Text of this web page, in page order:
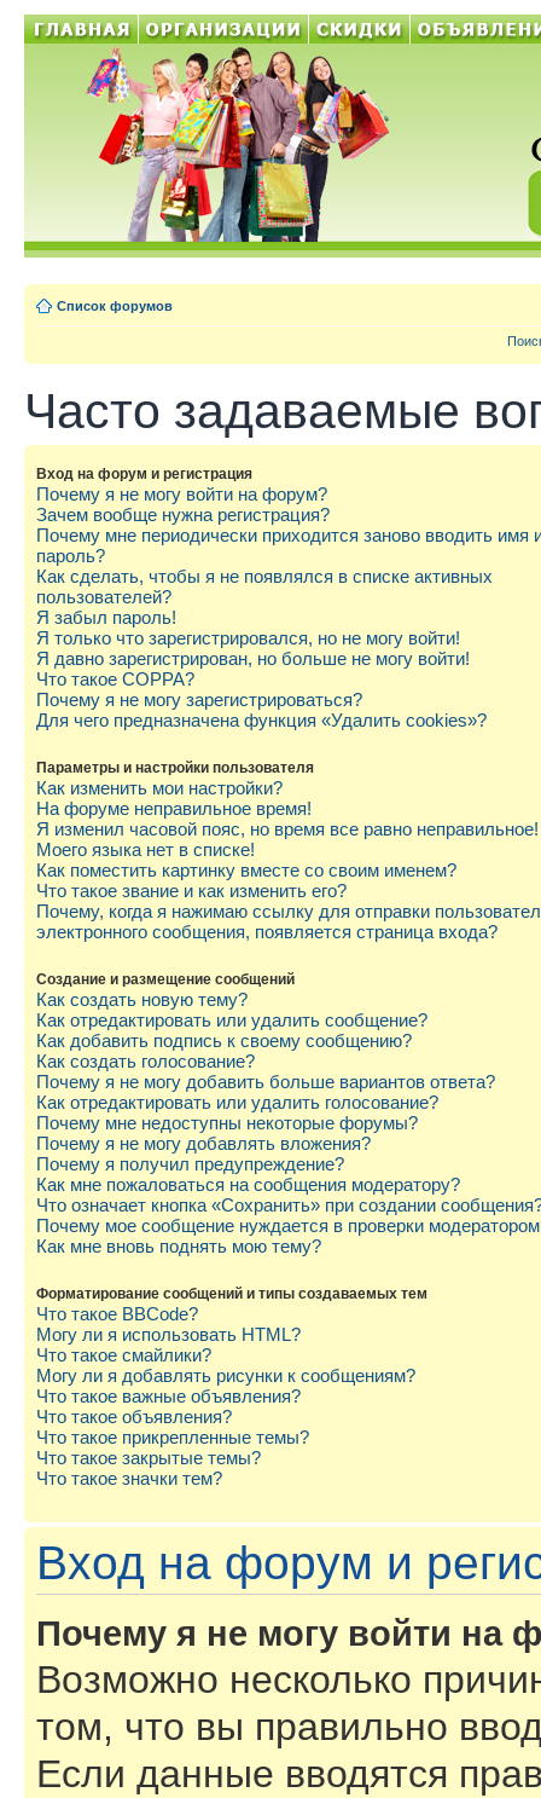
Список форумов
Часто задаваемые
Вход на форум и регистрация
Почему я не могу войти на форум?
Зачем вообще нужна регистрация?
Почему мне периодически приходится заново вводить имя
пароль?
Как сделать, чтобы я не появлялся в списке активных
пользователей?
Я забыл пароль!
Я только что зарегистрировался, но не могу войти!
Я давно зарегистрирован, но больше не могу войти!
Что такое COPPA?
Почему я не могу зарегистрироваться?
Для чего предназначена функция «Удалить cookies»?
Параметры и настройки пользователя
Как изменить мои настройки?
На форуме неправильное время!
Я изменил часовой пояс, но время все равно неправильное!
Моего языка нет в списке!
Как поместить картинку вместе со своим именем?
Что такое звание и как изменить его?
Почему, когда я нажимаю ссылку для отправки
электронного сообщения, появляется страница входа?
Создание и размещение сообщений
Как создать новую тему?
Как отредактировать или удалить сообщение?
Как добавить подпись к своему сообщению?
Как создать голосование?
Почему я не могу добавить больше вариантов ответа?
Как отредактировать или удалить голосование?
Почему мне недоступны некоторые форумы?
Почему я не могу добавлять вложения?
Почему я получил предупреждение?
Как мне пожаловаться на сообщения модератору?
Что означает кнопка «Сохранить» при создании
Почему мое сообщение нуждается в проверки
Как мне вновь поднять мою тему?
Форматирование сообщений и типы создаваемых тем
Что такое BBCode?
Могу ли я использовать HTML?
Что такое смайлики?
Могу ли я добавлять рисунки к сообщениям?
Что такое важные объявления?
Что такое объявления?
Что такое прикрепленные темы?
Что такое закрытые темы?
Что такое значки тем?
Вход на форум и
Почему я не могу войти на
Возможно несколько
том, что вы правильно
Если данные вводятся